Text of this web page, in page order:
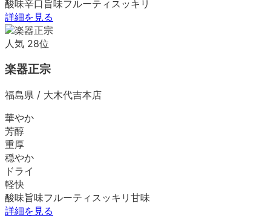
酸味辛口 旨味フルーティ スッキリ
詳細を見る
人気 28位
楽器正宗
福島県 / 大木代吉本店
華やか
芳醇
重厚
穏やか
ドライ
軽快
酸味旨味フルーティ スッキリ 甘味
詳細を見る